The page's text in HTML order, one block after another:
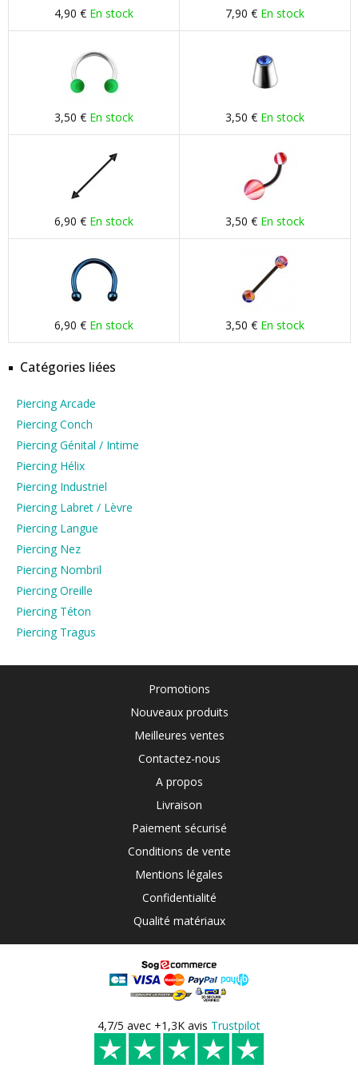
4,90 € En stock 7,90 € En stock
3,50 € En stock 3,50 € En stock
6,90 € En stock 3,50 € En stock
6,90 € En stock 3,50 € En stock
Catégories liées
Piercing Arcade
Piercing Conch
Piercing Génital / Intime
Piercing Hélix
Piercing Industriel
Piercing Labret / Lèvre
Piercing Langue
Piercing Nez
Piercing Nombril
Piercing Oreille
Piercing Téton
Piercing Tragus
Promotions
Nouveaux produits
Meilleures ventes
Contactez-nous
A propos
Livraison
Paiement sécurisé
Conditions de vente
Mentions légales
Confidentialité
Qualité matériaux
4,7/5 avec +1,3K avis Trustpilot